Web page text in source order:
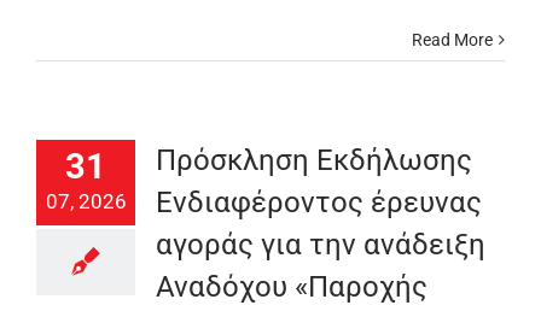
Read More
31
07, 2026
Πρόσκληση Εκδήλωσης
Ενδιαφέροντος έρευνας
αγοράς για την ανάδειξη
Αναδόχου «Παροχής